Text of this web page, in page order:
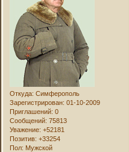
Откуда: Симферополь
Зарегистрирован: 01-10-2009
Приглашений: 0
Сообщений: 75813
Уважение: +52181
Позитив: +33254
Пол: Мужской